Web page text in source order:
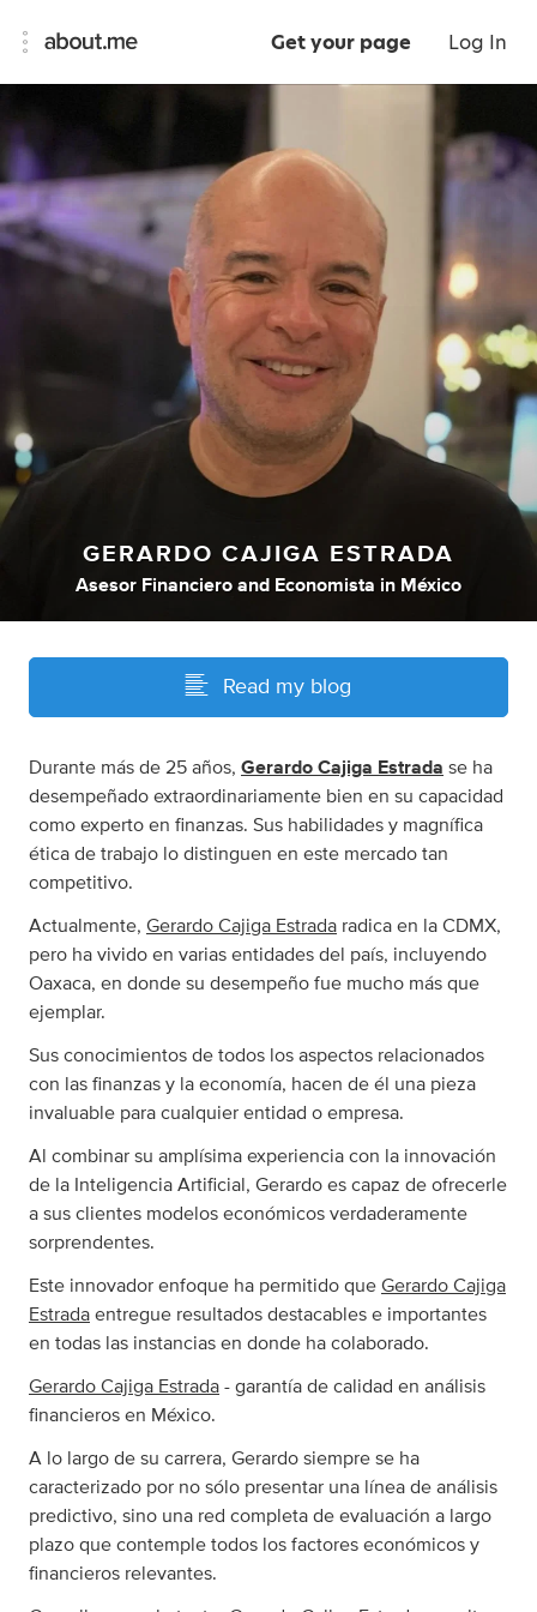
Get your page Log In
GERARDO CAJIGA ESTRADA
Asesor Financiero and Economista in México
Read my blog
Durante más de 25 años, Gerardo Cajiga Estrada se ha
desempeñado extraordinariamente bien en su capacidad
como experto en finanzas. Sus habilidades y magnífica
ética de trabajo lo distinguen en este mercado tan
competitivo.
Actualmente, Gerardo Cajiga Estrada radica en la CDMX,
pero ha vivido en varias entidades del país, incluyendo
Oaxaca, en donde su desempeño fue mucho más que
ejemplar.
Sus conocimientos de todos los aspectos relacionados
con las finanzas y la economía, hacen de él una pieza
invaluable para cualquier entidad o empresa.
Al combinar su amplísima experiencia con la innovación
de la Inteligencia Artificial, Gerardo es capaz de ofrecerle
a sus clientes modelos económicos verdaderamente
sorprendentes.
Este innovador enfoque ha permitido que Gerardo Cajiga
Estrada entregue resultados destacables e importantes
en todas las instancias en donde ha colaborado.
Gerardo Cajiga Estrada - garantía de calidad en análisis
financieros en México.
A lo largo de su carrera, Gerardo siempre se ha
caracterizado por no sólo presentar una línea de análisis
predictivo, sino una red completa de evaluación a largo
plazo que contemple todos los factores económicos y
financieros relevantes.